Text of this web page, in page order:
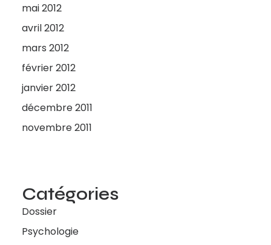
mai 2012
avril 2012
mars 2012
février 2012
janvier 2012
décembre 2011
novembre 2011
Catégories
Dossier
Psychologie